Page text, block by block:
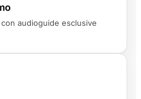
audioguide esclusive